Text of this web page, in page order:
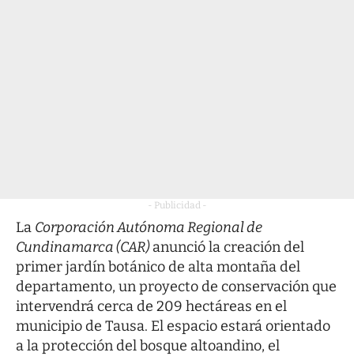
- Publicidad -
La Corporación Autónoma Regional de
Cundinamarca (CAR)anunció la creación del
primer jardín botánico de alta montaña del
departamento, un proyecto de conservación que
intervendrá cerca de 209 hectáreas en el
municipio de Tausa. El espacio estará orientado
a la protección del bosque altoandino, el